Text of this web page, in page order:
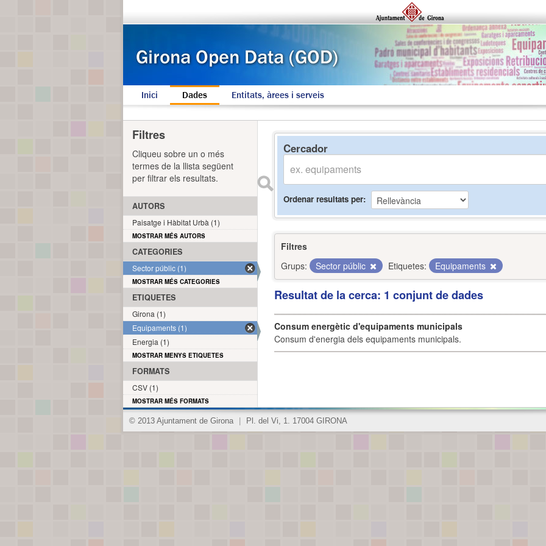
Inici Dades Entitats, àrees i serveis
Cercador
Ordenar resultats per
Filtres
Grups:
Sector públic Etiquetes: Equipaments
Resultat de la cerca: 1 conjunt de dades
Consum energètic d'equipaments municipals
Consum d'energia dels equipaments municipals.
Filtres
Cliqueu sobre un o més
termes de la llista següent
per filtrar els resultats.
AUTORS
Paisatge i Hàbitat Urbà (1)
MOSTRAR MÉS AUTORS
CATEGORIES
Sector públic (1)
MOSTRAR MÉS CATEGORIES
ETIQUETES
Girona (1)
Equipaments (1)
Energia (1)
MOSTRAR MENYS ETIQUETES
FORMATS
CSV (1)
MOSTRAR MÉS FORMATS
© 2013 Ajuntament de Girona Pl. del Vi, 1. 17004 GIRONA